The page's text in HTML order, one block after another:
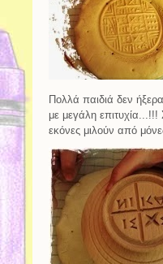
Πολλά παιδιά δεν
με μεγάλη
εκόνες μιλούν από